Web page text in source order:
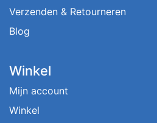
Verzenden & Retourneren
Blog
Winkel
Mijn account
Winkel